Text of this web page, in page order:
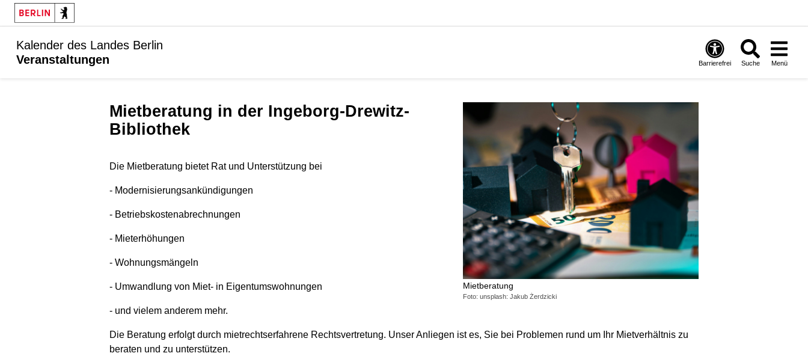
Kalender des Landes Berlin
Veranstaltungen
Barrierefrei Suche Menü
Mietberatung
Foto: unsplash: Jakub Żerdzicki
Mietberatung in der Ingeborg-Drewitz-
Bibliothek
Die Mietberatung bietet Rat und Unterstützung bei
- Modernisierungsankündigungen
- Betriebskostenabrechnungen
- Mieterhöhungen
- Wohnungsmängeln
- Umwandlung von Miet- in Eigentumswohnungen
- und vielem anderem mehr.
Die Beratung erfolgt durch mietrechtserfahrene Rechtsvertretung. Unser Anliegen ist es, Sie bei Problemen rund um Ihr Mietverhältnis zu
beraten und zu unterstützen.